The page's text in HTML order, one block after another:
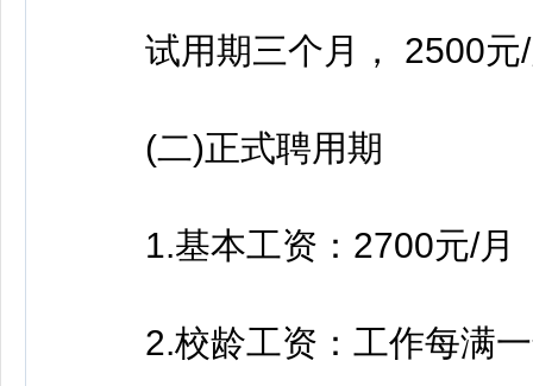
试用期三个月， 2500元/
(二)正式聘用期
1.基本工资：2700元/月
2.校龄工资：工作每满一